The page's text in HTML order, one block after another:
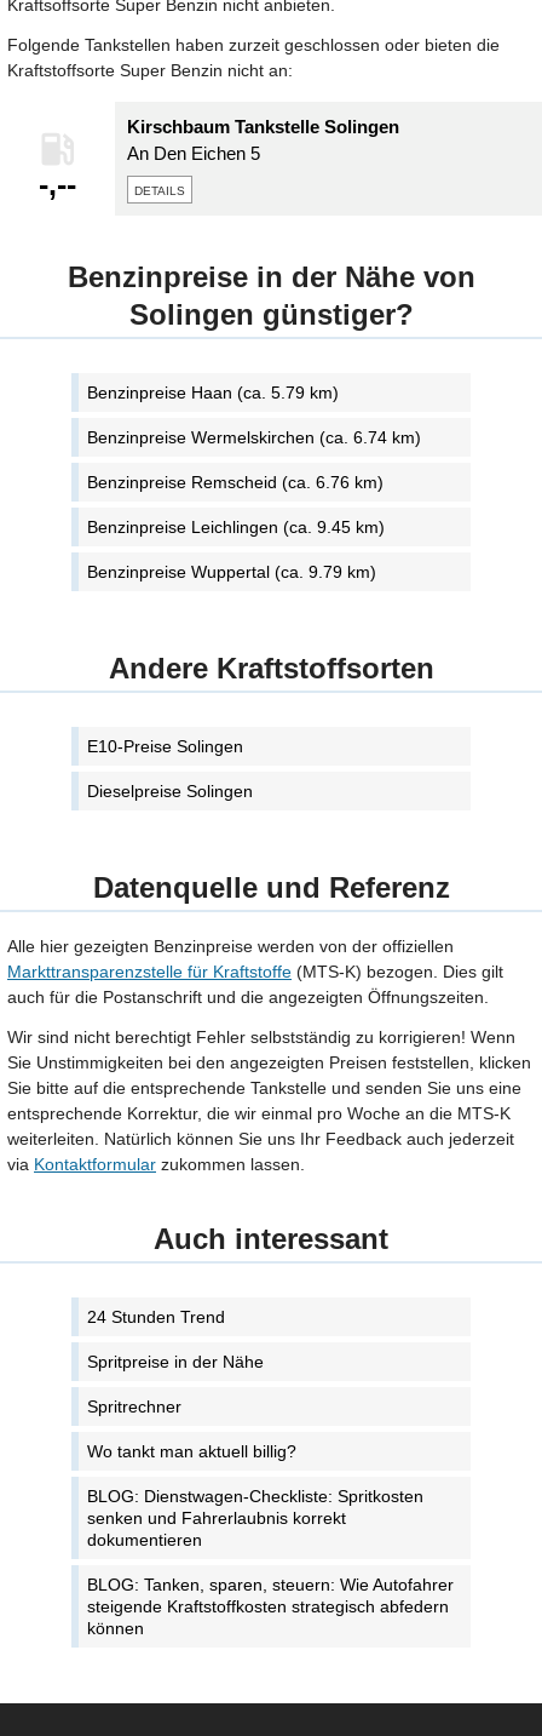
Kraftsoffsorte Super Benzin nicht anbieten.
Folgende Tankstellen haben zurzeit geschlossen oder bieten die
Kraftstoffsorte Super Benzin nicht an:
-,--
Kirschbaum Tankstelle Solingen
An Den Eichen 5
details
Benzinpreise in der Nähe von
Solingen günstiger?
Benzinpreise Haan (ca. 5.79 km)
Benzinpreise Wermelskirchen (ca. 6.74 km)
Benzinpreise Remscheid (ca. 6.76 km)
Benzinpreise Leichlingen (ca. 9.45 km)
Benzinpreise Wuppertal (ca. 9.79 km)
Andere Kraftstoffsorten
E10-Preise Solingen
Dieselpreise Solingen
Datenquelle und Referenz
Alle hier gezeigten Benzinpreise werden von der offiziellen
Markttransparenzstelle für Kraftstoffe (MTS-K) bezogen. Dies gilt
auch für die Postanschrift und die angezeigten Öffnungszeiten.
Wir sind nicht berechtigt Fehler selbstständig zu korrigieren! Wenn
Sie Unstimmigkeiten bei den angezeigten Preisen feststellen, klicken
Sie bitte auf die entsprechende Tankstelle und senden Sie uns eine
entsprechende Korrektur, die wir einmal pro Woche an die MTS-K
weiterleiten. Natürlich können Sie uns Ihr Feedback auch jederzeit
via Kontaktformular zukommen lassen.
Auch interessant
24 Stunden Trend
Spritpreise in der Nähe
Spritrechner
Wo tankt man aktuell billig?
BLOG: Dienstwagen-Checkliste: Spritkosten
senken und Fahrerlaubnis korrekt
dokumentieren
BLOG: Tanken, sparen, steuern: Wie Autofahrer
steigende Kraftstoffkosten strategisch abfedern
können